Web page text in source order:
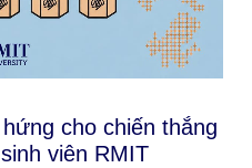
cho chiến thắng
viên RMIT